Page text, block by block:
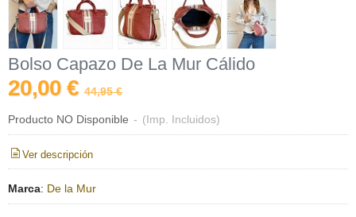
Bolso Capazo De La Mur Cálido
20,00 € 44,95 €
Producto NO Disponible - (Imp. Incluidos)
Ver descripción
Marca: De la Mur